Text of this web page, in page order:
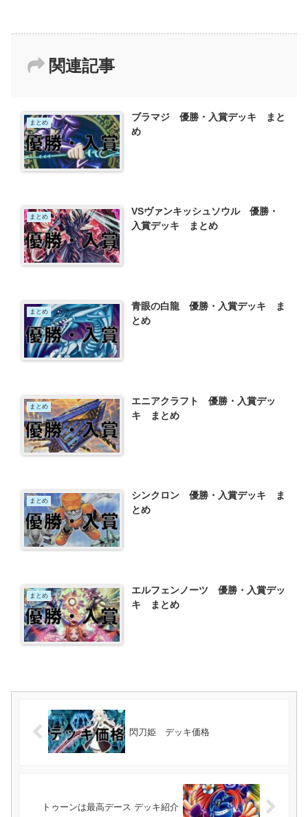
関連記事
まとめ
ブラマジ 優勝・入賞デッキ まと
め
まとめ
VSヴァンキッシュソウル 優勝・
入賞デッキ まとめ
まとめ
青眼の白龍 優勝・入賞デッキ ま
とめ
まとめ
エニアクラフト 優勝・入賞デッ
キ まとめ
まとめ
シンクロン 優勝・入賞デッキ ま
とめ
まとめ
エルフェンノーツ 優勝・入賞デッ
キ まとめ
閃刀姫 デッキ価格
トゥーンは最高デース デッキ紹介